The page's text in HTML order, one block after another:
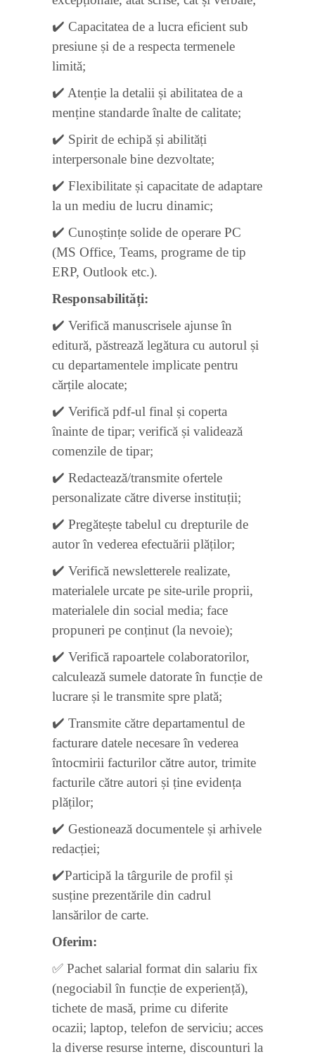
✔️ Capacitatea de a lucra eficient sub
presiune și de a respecta termenele
limită;
✔️ Atenție la detalii și abilitatea de a
menține standarde înalte de calitate;
✔️ Spirit de echipă și abilități
interpersonale bine dezvoltate;
✔️ Flexibilitate și capacitate de adaptare
la un mediu de lucru dinamic;
✔️ Cunoștințe solide de operare PC
(MS Office, Teams, programe de tip
ERP, Outlook etc.).
Responsabilități:
✔️ Verifică manuscrisele ajunse în
editură, păstrează legătura cu autorul și
cu departamentele implicate pentru
cărțile alocate;
✔️ Verifică pdf-ul final și coperta
înainte de tipar; verifică și validează
comenzile de tipar;
✔️ Redactează/transmite ofertele
personalizate către diverse instituții;
✔️ Pregătește tabelul cu drepturile de
autor în vederea efectuării plăților;
✔️ Verifică newsletterele realizate,
materialele urcate pe site-urile proprii,
materialele din social media; face
propuneri pe conținut (la nevoie);
✔️ Verifică rapoartele colaboratorilor,
calculează sumele datorate în funcție de
lucrare și le transmite spre plată;
✔️ Transmite către departamentul de
facturare datele necesare în vederea
întocmirii facturilor către autor, trimite
facturile către autori și ține evidența
plăților;
✔️ Gestionează documentele și arhivele
redacției;
✔️Participă la târgurile de profil și
susține prezentările din cadrul
lansărilor de carte.
Oferim:
✅ Pachet salarial format din salariu fix
(negociabil în funcție de experiență),
tichete de masă, prime cu diferite
ocazii; laptop, telefon de serviciu; acces
la diverse resurse interne, discounturi la